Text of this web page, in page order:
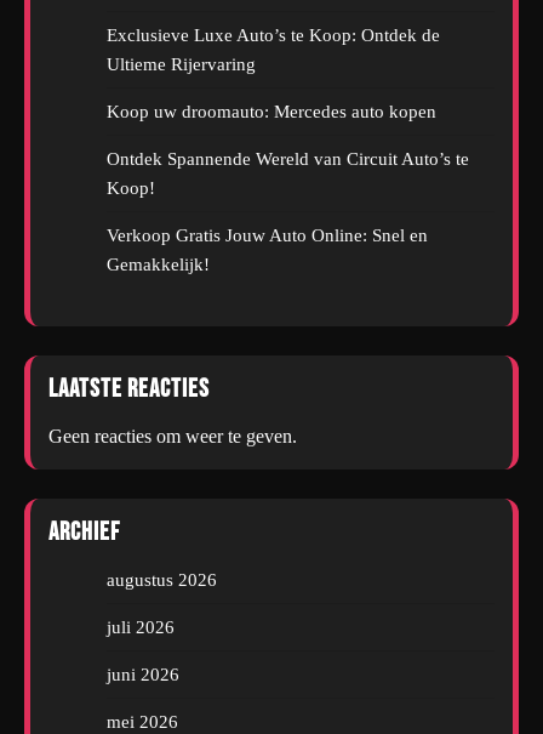
Exclusieve Luxe Auto’s te Koop: Ontdek de
Ultieme Rijervaring
Koop uw droomauto: Mercedes auto kopen
Ontdek Spannende Wereld van Circuit Auto’s te
Koop!
Verkoop Gratis Jouw Auto Online: Snel en
Gemakkelijk!
Laatste reacties
Geen reacties om weer te geven.
Archief
augustus 2026
juli 2026
juni 2026
mei 2026